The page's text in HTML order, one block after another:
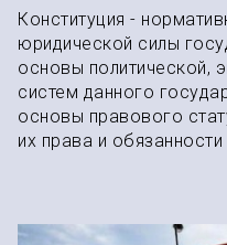
Конституция -
юридической силы
основы политической,
систем данного
основы правового
их права и обязанности